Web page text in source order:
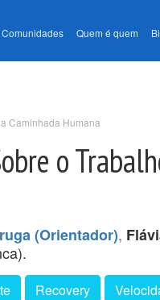
Comunidades Quem é quem
Caminhada Humana
o
(Orientador),
Recovery